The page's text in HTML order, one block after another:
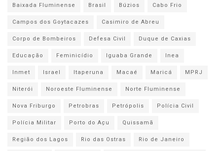
Baixada Fluminense
Brasil Búzios
Cabo Frio
Campos dos Goytacazes
Casimiro de Abreu
Corpo de Bombeiros
Defesa Civil
Duque de Caxias
Educação
Feminicídio Iguaba Grande
Inea
Inmet
Israel Itaperuna Macaé Maricá
MPRJ
Niterói
Noroeste Fluminense
Norte Fluminense
Nova Friburgo
Petrobras Petrópolis
Polícia Civil
Polícia Militar
Porto do Açu
Quissamã
Região dos Lagos
Rio das Ostras
Rio de Janeiro